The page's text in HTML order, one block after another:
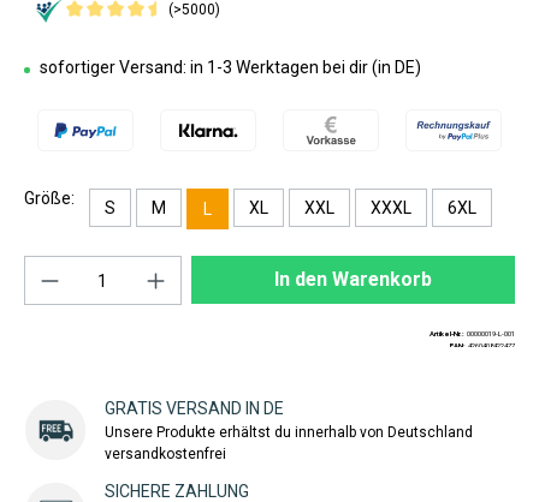
(>5000)
sofortiger Versand: in 1-3 Werktagen bei dir (in DE)
Größe: S M L XL XXL XXXL 6XL
Produkt Anzahl: Gib den gewünschten
In den Warenkorb
Artikel-Nr.: 00000019-L-001
EAN: 4260408422477
GRATIS VERSAND IN DE
Unsere Produkte erhältst du innerhalb von Deutschland
versandkostenfrei
SICHERE ZAHLUNG